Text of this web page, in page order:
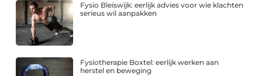
Fysio Bleiswijk: eerlijk advies voor wie klachten
serieus wil aanpakken
Fysiotherapie Boxtel: eerlijk werken aan
herstel en beweging